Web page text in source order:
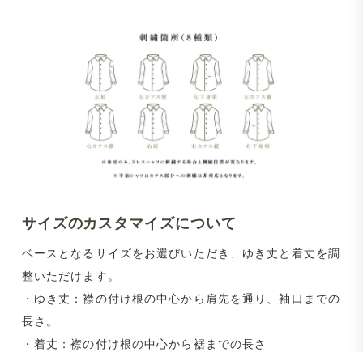
サイズのカスタマイズについて
ベースとなるサイズをお選びいただき、ゆき丈と着丈を調
整いただけます。
・ゆき丈：襟の付け根の中心から肩先を通り、袖口までの
長さ。
・着丈：襟の付け根の中心から裾までの長さ